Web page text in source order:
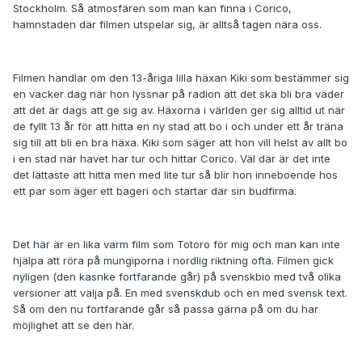
Stockholm. Så atmosfären som man kan finna i Corico,
hamnstaden där filmen utspelar sig, är alltså tagen nära oss.
Filmen handlar om den 13-åriga lilla häxan Kiki som bestämmer sig
en vacker dag när hon lyssnar på radion att det ska bli bra väder
att det är dags att ge sig av. Häxorna i världen ger sig alltid ut när
de fyllt 13 år för att hitta en ny stad att bo i och under ett år träna
sig till att bli en bra häxa. Kiki som säger att hon vill helst av allt bo
i en stad när havet har tur och hittar Corico. Väl där är det inte
det lättaste att hitta men med lite tur så blir hon inneboende hos
ett par som äger ett bageri och startar där sin budfirma.
Det här är en lika varm film som Totoro för mig och man kan inte
hjälpa att röra på mungiporna i nordlig riktning ofta. Filmen gick
nyligen (den kasnke fortfarande går) på svenskbio med två olika
versioner att välja på. En med svenskdub och en med svensk text.
Så om den nu fortfarande går så passa gärna på om du har
möjlighet att se den här.